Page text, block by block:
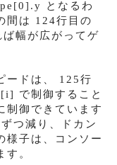
となるわ
間は 124行目の
幅が広がってゲ
ードは、 125行
で制御すること
制御できています
つ減り、ドカン
様子は、コンソー
。